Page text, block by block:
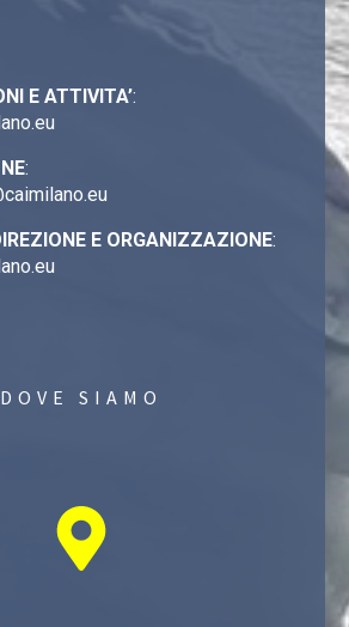
E ATTIVITA’:
:
E ORGANIZZAZIONE:
DOVE SIAMO